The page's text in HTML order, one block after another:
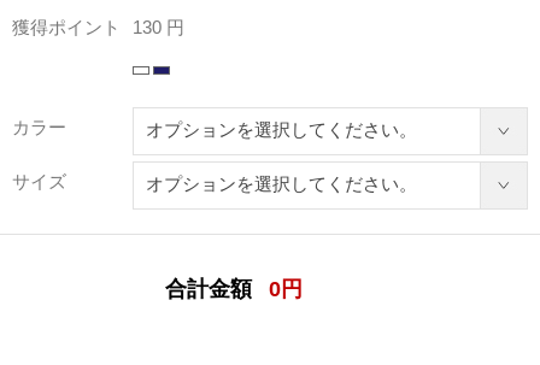
獲得ポイント 130 円
カラー
サイズ
合計金額 0 円